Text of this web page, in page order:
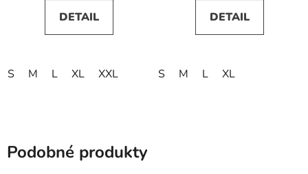
DETAIL
S M L XL XXL
DETAIL
S M L XL
Podobné produkty